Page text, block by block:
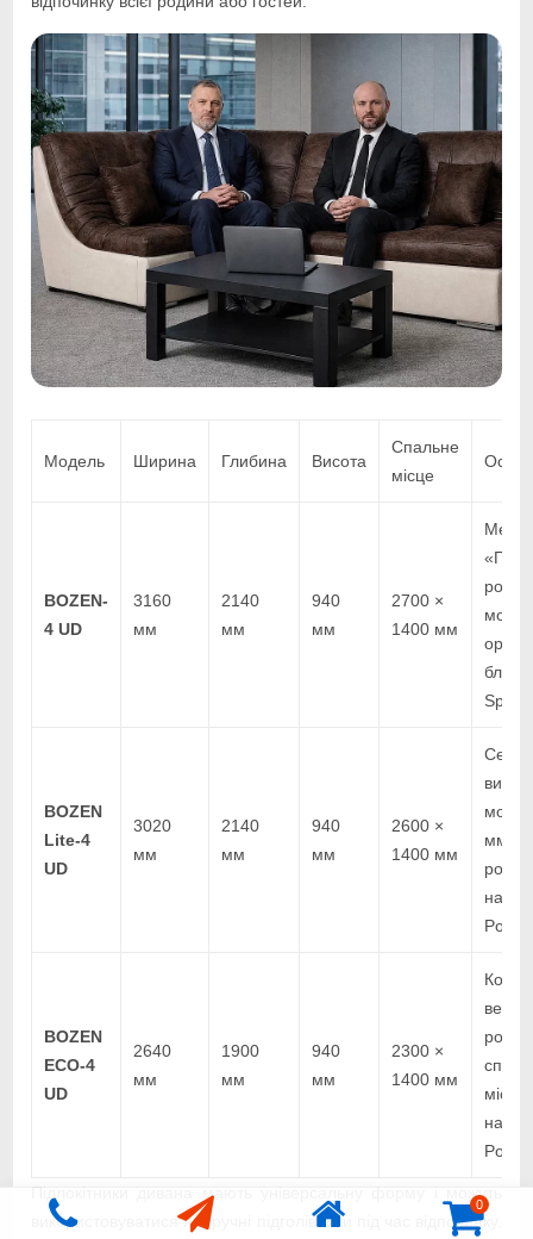
Модель Ширина Глибина Висота
Спальне
місце
BOZEN-
4 UD
3160
мм
2140
мм
940
мм
2700 ×
1400 мм
блок
Spring
BOZEN
Lite-4
UD
3020
мм
2140
мм
940
мм
2600 ×
1400 мм
мм,
BOZEN
ECO-4
UD
2640
мм
1900
мм
940
мм
2300 ×
1400 мм
місця,
Підлокітники дивана мають універсальну форму і можуть
використовуватися як зручні підголівники під час відпочинку.
0